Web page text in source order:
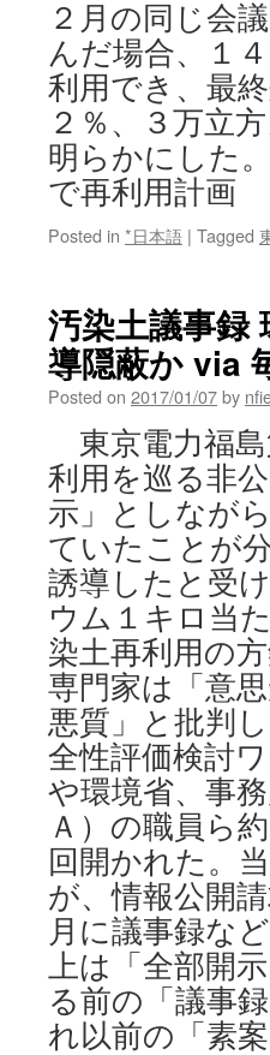
２月の同じ会
んだ場合、１
利用でき、最
２％、３万立
明らかにした
で再利用計画
Posted in *日本語 | Tagged
汚染土議事
導隠蔽か via
Posted on 2017/01/07by
東京電力福
利用を巡る非
示」としなが
ていたことが
誘導したと受
ウム１キロ当
染土再利用の
専門家は「意
悪質」と批判
全性評価検討
や環境省、事
Ａ）の職員ら
回開かれた。
が、情報公開
月に議事録な
上は「全部開
る前の「議事
れ以前の「素